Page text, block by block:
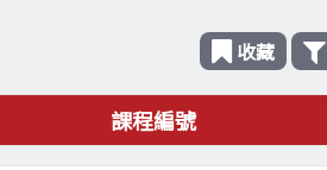
 收藏 
課程編號